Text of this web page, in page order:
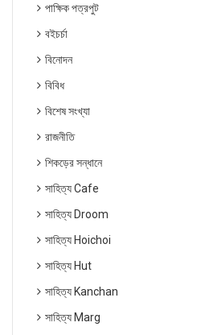
পাক্ষিক পত্রপুট
বইচর্চা
বিনোদন
বিবিধ
বিশেষ সংখ্যা
রাজনীতি
শিকড়ের সন্ধানে
সাহিত্য Cafe
সাহিত্য Droom
সাহিত্য Hoichoi
সাহিত্য Hut
সাহিত্য Kanchan
সাহিত্য Marg